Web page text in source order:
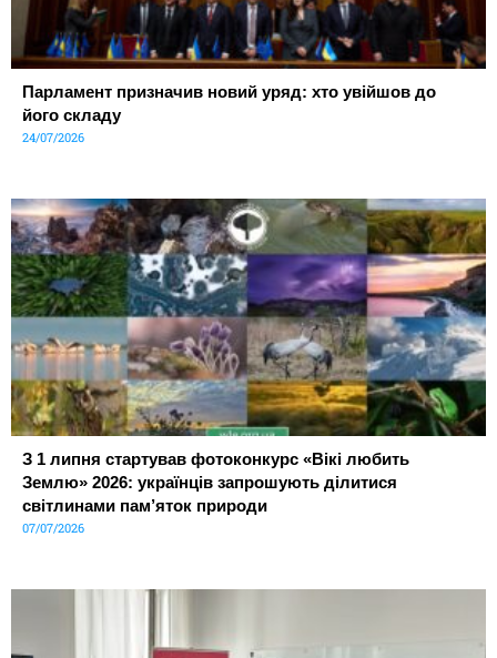
Парламент призначив новий уряд: хто увійшов до
його складу
24/07/2026
З 1 липня стартував фотоконкурс «Вікі любить
Землю» 2026: українців запрошують ділитися
світлинами пам’яток природи
07/07/2026